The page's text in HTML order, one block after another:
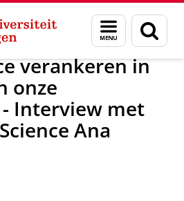
Menu
en
zoeken
verankeren in
onze
Interview met
Ana